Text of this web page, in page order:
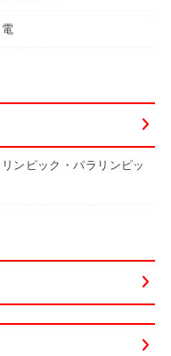
ンピック・パラリンピッ